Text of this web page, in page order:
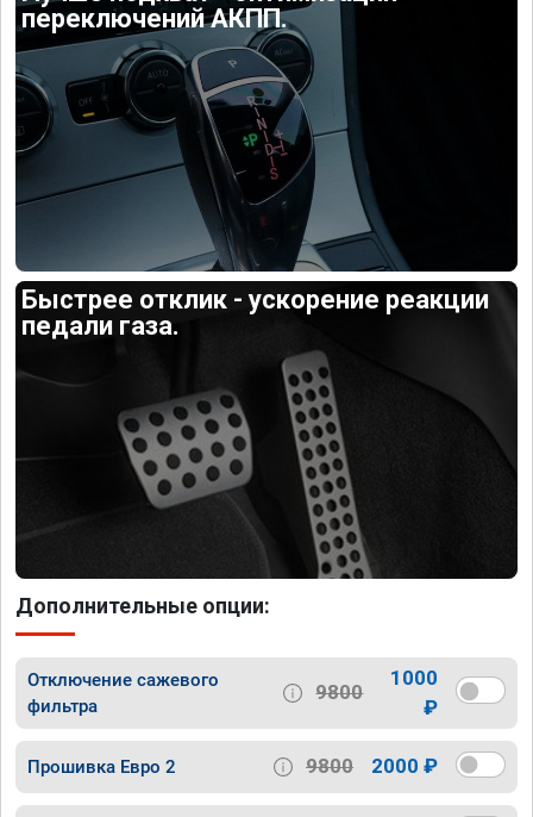
переключений АКПП.
Быстрее отклик - ускорение реакции
педали газа.
Дополнительные опции:
Отключение сажевого
фильтра
9800
1000
₽
Прошивка Евро 2 9800 2000 ₽